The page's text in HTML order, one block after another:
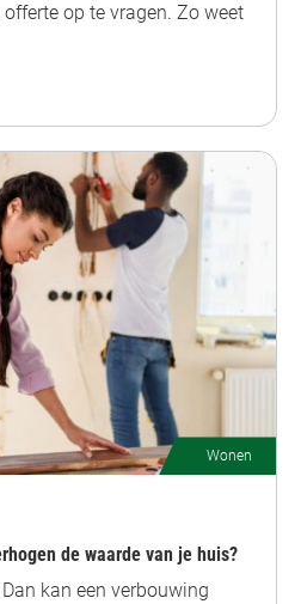
op te vragen. Zo weet
Wonen
de waarde van je huis?
kan een verbouwing